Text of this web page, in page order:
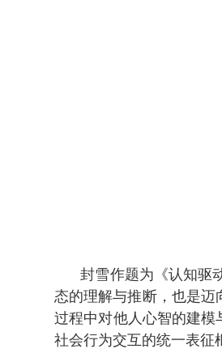
封雪作题为《认知驱
态的理解与推断，也是迈
过程中对他人心智的建模
社会行为交互的统一表征